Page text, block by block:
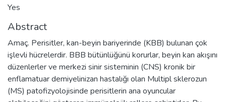
Yes
Abstract
Amaç. Perisitler, kan-beyin bariyerinde (KBB) ​​bulunan çok
işlevli hücrelerdir. BBB bütünlüğünü korurlar, beyin kan akışını
düzenlerler ve merkezi sinir sisteminin (CNS) kronik bir
enflamatuar demiyelinizan hastalığı olan Multipl sklerozun
(MS) patofizyolojisinde perisitlerin ana oyuncular